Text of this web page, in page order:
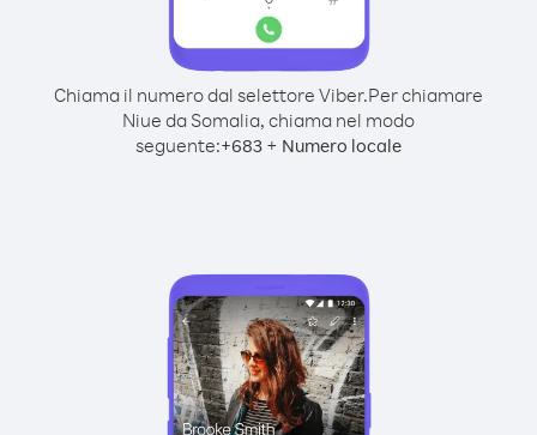
Chiama il numero dal selettore Viber.Per chiamare
Niue da Somalia, chiama nel modo
seguente:+683 + Numero locale